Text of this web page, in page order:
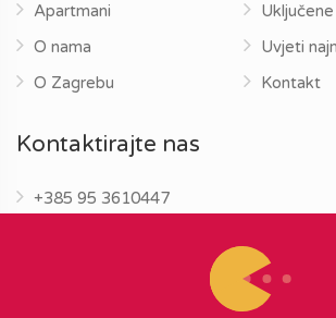
Apartmani
O nama
O Zagrebu
Uvjeti
Kontakt
Kontaktirajte nas
+385 95 3610447